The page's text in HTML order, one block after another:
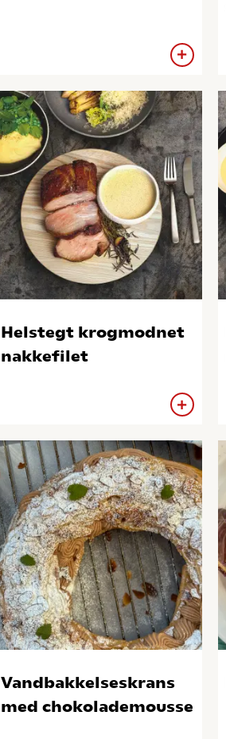
Helstegt krogmodnet
nakkefilet
Vandbakkelseskrans
med chokolademousse